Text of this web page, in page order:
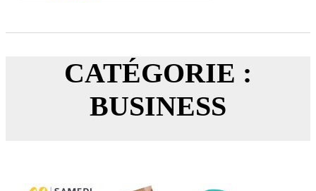
CATÉGORIE :
BUSINESS